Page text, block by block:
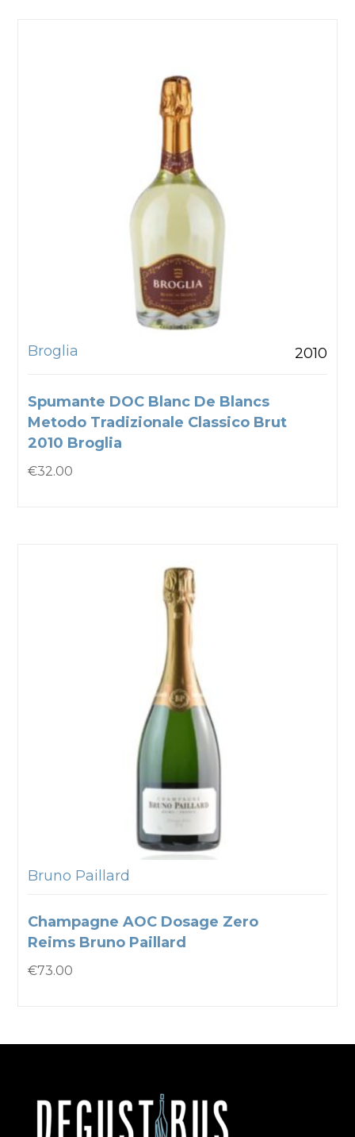
Broglia 2010
Spumante DOC Blanc De Blancs
Metodo Tradizionale Classico Brut
2010 Broglia
€32.00
Bruno Paillard
Champagne AOC Dosage Zero
Reims Bruno Paillard
€73.00